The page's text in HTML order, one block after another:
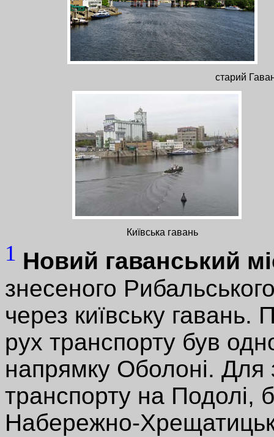
старий
Київська гавань
1 Новий гаванський
знесеного
через київську
рух транспорту був
напрямку Оболоні. Для
транспорту на Подолі,
Набережно-